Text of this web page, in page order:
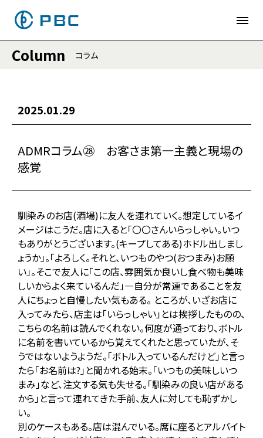
Column コラム
2025.01.29
ADMRコラム㉘ お客さま第一主義と現場の
感覚
馴染みのお店(酒場)に友人を連れていく。想定しているイ
メージはこうだ。店に入ると「〇〇さんいらっしゃい。いつ
もありがとうございます。(キープしてある)ホドル出しまし
ょうか」。「よろしく。それと、いつものやつ(おつまみ)お願
い」。そこで友人に「この店、雰囲気か良いし食べ物も美味
しいからよく来ているんだ」―自分が常連であることを友
人にちょっと自慢したい気もある。 ところが、いざお店に
入ってみたら、店主は「いらっしゃい」とは挨拶したものの、
こちらの名前は読んでくれない。何度が通っており、ボトル
に名前を書いているから覚えてくれたと思っていたが、そ
うではないようようだ。「ボトル入っているんだけど」と言っ
たら「お名前は?」と聞かれる始末。「いつもの美味しいつ
まみ」など、注文する気も失せる。「馴染みの良い店がある
から」と言って連れてきた手前、友人に対しても恥ずかし
い。
別のケースもある。店は混んでいる。席に座るとアルバイト